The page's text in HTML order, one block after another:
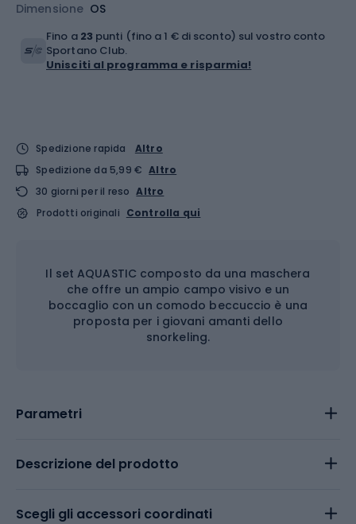
Dimensione OS
Fino a 23 punti (fino a 1 € di sconto) sul vostro conto
Sportano Club.
Unisciti al programma e risparmia!
Spedizione rapida
Altro
Spedizione da 5,99 € Altro
30 giorni per il reso Altro
Prodotti originali Controlla qui
Il set AQUASTIC composto da una maschera
che offre un ampio campo visivo e un
boccaglio con un comodo beccuccio è una
proposta per i giovani amanti dello
snorkeling.
Parametri
Descrizione del prodotto
Scegli gli accessori coordinati